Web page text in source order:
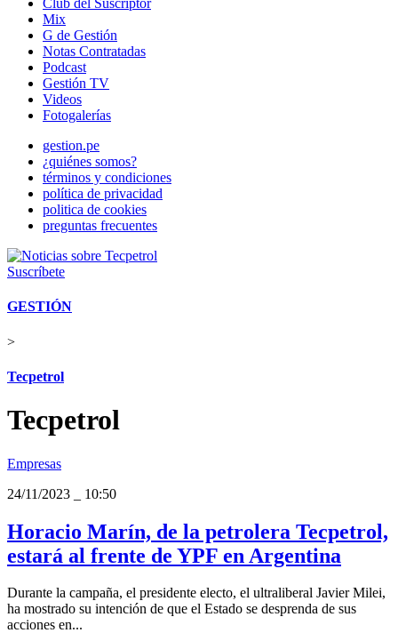
Club del Suscriptor
Mix
G de Gestión
Notas Contratadas
Podcast
Gestión TV
Videos
Fotogalerías
gestion.pe
¿quiénes somos?
términos y condiciones
política de privacidad
politica de cookies
preguntas frecuentes
Suscríbete
GESTIÓN
>
Tecpetrol
Tecpetrol
Empresas
24/11/2023
10:50
Horacio Marín, de la petrolera Tecpetrol,
estará al frente de YPF en Argentina
Durante la campaña, el presidente electo, el ultraliberal Javier Milei,
ha mostrado su intención de que el Estado se desprenda de sus
acciones en...